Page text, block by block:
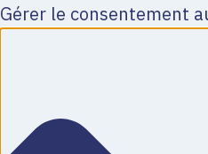
Gérer le consentement